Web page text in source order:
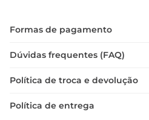
Formas de pagamento
Dúvidas frequentes (FAQ)
Política de troca e devolução
Política de entrega